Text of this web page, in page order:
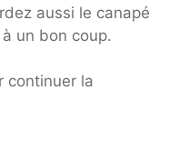
aussi le canapé
un bon coup.
continuer la